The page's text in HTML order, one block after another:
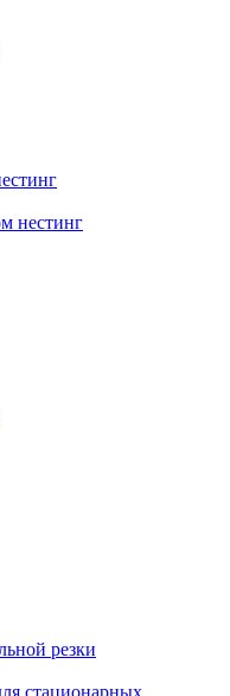
нестинг
резки
стационарных